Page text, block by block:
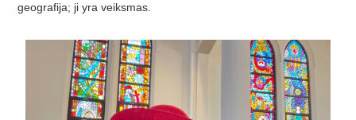
geografija; ji yra veiksmas.